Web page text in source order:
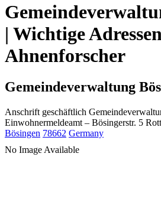
| Wichtige
Ahnenforscher
Gemeindeverwaltung
Anschrift geschäftlich
Einwohnermeldeamt – Bösingerstr. 5
Bösingen 78662 Germany
No Image Available